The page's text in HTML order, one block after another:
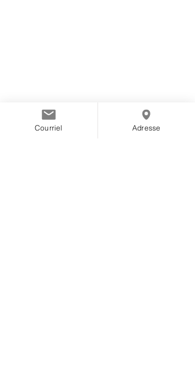
Courriel Adresse